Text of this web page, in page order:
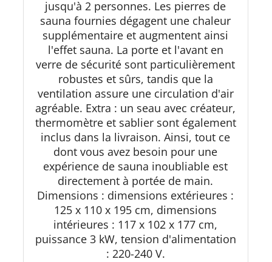
jusqu'à 2 personnes. Les pierres de
sauna fournies dégagent une chaleur
supplémentaire et augmentent ainsi
l'effet sauna. La porte et l'avant en
verre de sécurité sont particulièrement
robustes et sûrs, tandis que la
ventilation assure une circulation d'air
agréable. Extra : un seau avec créateur,
thermomètre et sablier sont également
inclus dans la livraison. Ainsi, tout ce
dont vous avez besoin pour une
expérience de sauna inoubliable est
directement à portée de main.
Dimensions : dimensions extérieures :
125 x 110 x 195 cm, dimensions
intérieures : 117 x 102 x 177 cm,
puissance 3 kW, tension d'alimentation
: 220-240 V.